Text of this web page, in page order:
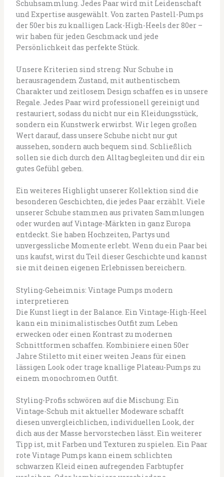
Schuhsammlung. Jedes Paar wird mit Leidenschaft
und Expertise ausgewählt. Von zarten Pastell-Pumps
der 50er bis zu knalligen Lack-High-Heels der 80er –
wir haben für jeden Geschmack und jede
Persönlichkeit das perfekte Stück.
Unsere Kriterien sind streng: Nur Schuhe in
herausragendem Zustand, mit authentischem
Charakter und zeitlosem Design schaffen es in unsere
Regale. Jedes Paar wird professionell gereinigt und
restauriert, sodass du nicht nur ein Kleidungsstück,
sondern ein Kunstwerk erwirbst. Wir legen großen
Wert darauf, dass unsere Schuhe nicht nur gut
aussehen, sondern auch bequem sind. Schließlich
sollen sie dich durch den Alltag begleiten und dir ein
gutes Gefühl geben.
Ein weiteres Highlight unserer Kollektion sind die
besonderen Geschichten, die jedes Paar erzählt. Viele
unserer Schuhe stammen aus privaten Sammlungen
oder wurden auf Vintage-Märkten in ganz Europa
entdeckt. Sie haben Hochzeiten, Partys und
unvergessliche Momente erlebt. Wenn du ein Paar bei
uns kaufst, wirst du Teil dieser Geschichte und kannst
sie mit deinen eigenen Erlebnissen bereichern.
Styling-Geheimnis: Vintage Pumps modern
interpretieren
Die Kunst liegt in der Balance. Ein Vintage-High-Heel
kann ein minimalistisches Outfit zum Leben
erwecken oder einen Kontrast zu modernen
Schnittformen schaffen. Kombiniere einen 50er
Jahre Stiletto mit einer weiten Jeans für einen
lässigen Look oder trage knallige Plateau-Pumps zu
einem monochromen Outfit.
Styling-Profis schwören auf die Mischung: Ein
Vintage-Schuh mit aktueller Modeware schafft
diesen unvergleichlichen, individuellen Look, der
dich aus der Masse hervorstechen lässt. Ein weiterer
Tipp ist, mit Farben und Texturen zu spielen. Ein Paar
rote Vintage Pumps kann einem schlichten
schwarzen Kleid einen aufregenden Farbtupfer